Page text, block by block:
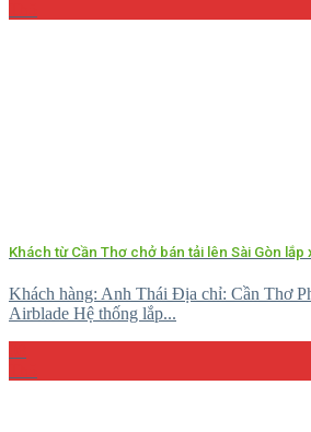
Khách từ Cần Thơ chở bán tải lên Sài Gòn lắp
Khách hàng: Anh Thái Địa chỉ: Cần Thơ
Airblade Hệ thống lắp...